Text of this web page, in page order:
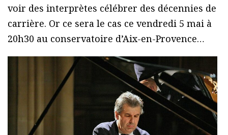
voir des interprètes célébrer des décennies de
carrière. Or ce sera le cas ce vendredi 5 mai à
20h30 au conservatoire d’Aix-en-Provence…